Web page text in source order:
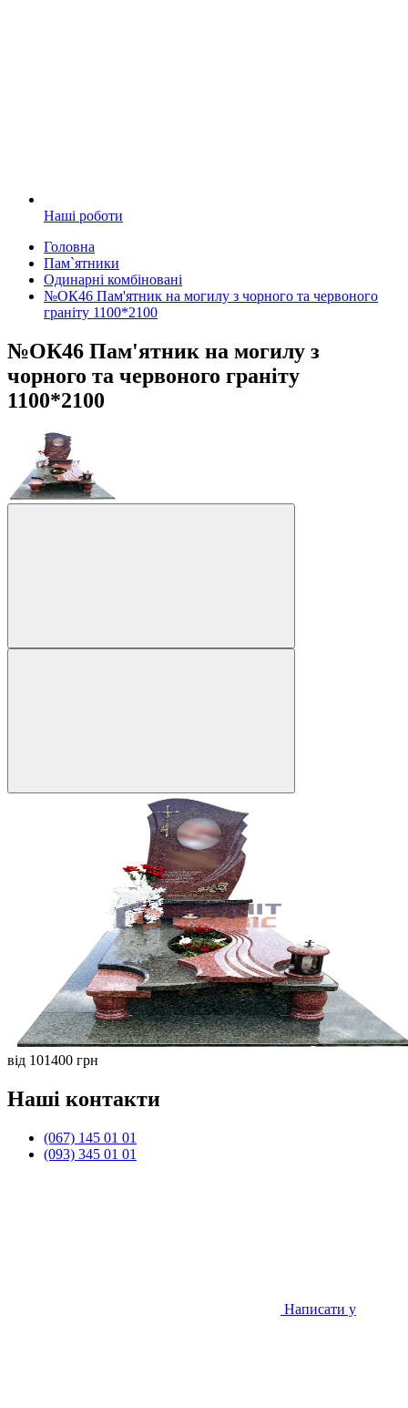
Наші роботи
Головна
Пам`ятники
Одинарні комбіновані
№ОК46 Пам'ятник на могилу з чорного та червоного
граніту 1100*2100
№ОК46 Пам'ятник на могилу з
чорного та червоного граніту
1100*2100
від 101400 грн
Наші контакти
(067) 145 01 01
(093) 345 01 01
Написати у